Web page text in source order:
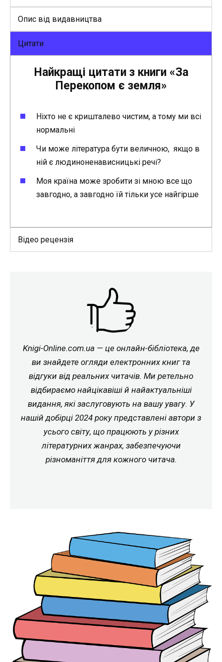
Опис від видавництва
Цитати
Найкращі цитати з книги«За
Перекопом є земля»
Ніхто не є кришталево чистим, а тому ми всі
нормальні
Чи може література бути величною, якщо в
ній є людиноненависницькі речі?
Моя країна може зробити зі мною все що
завгодно, а завгодно їй тільки усе найгірше
Відео рецензія
Knigi-Online.com.ua — це онлайн-бібліотека, де
ви знайдете огляди електронних книг та
відгуки від реальних читачів. Ми ретельно
відбираємо найцікавіші й найактуальніші
видання, які заслуговують на вашу увагу. У
нашій добірці 2024 року представлені автори з
усього світу, що працюють у різних
літературних жанрах, забезпечуючи
різноманіття для кожного читача.